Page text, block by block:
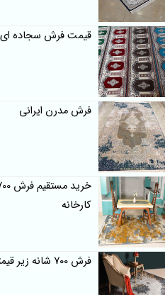
قیمت فرش سجاده ای
فرش مدرن ایرانی
خرید مستقیم فرش 700 شانه از
کارخانه
فرش 700 شانه زیر قیمتی